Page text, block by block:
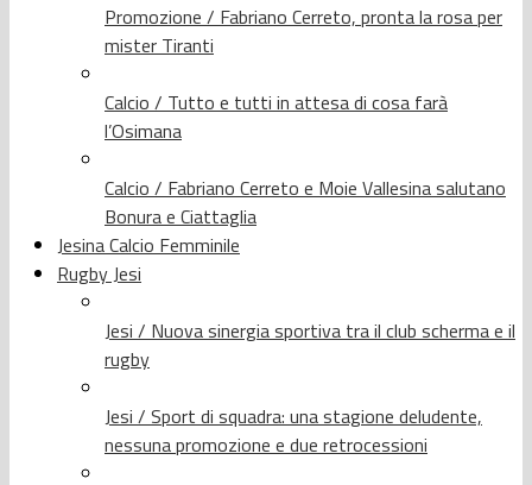
Promozione / Fabriano Cerreto, pronta la rosa per
mister Tiranti
Calcio / Tutto e tutti in attesa di cosa farà
l’Osimana
Calcio / Fabriano Cerreto e Moie Vallesina salutano
Bonura e Ciattaglia
Jesina Calcio Femminile
Rugby Jesi
Jesi / Nuova sinergia sportiva tra il club scherma e il
rugby
Jesi / Sport di squadra: una stagione deludente,
nessuna promozione e due retrocessioni